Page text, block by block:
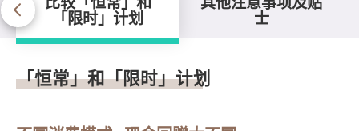
「限时」计划 士
比较「恒常」和「限时」计划
「恒常」和「限时」计划